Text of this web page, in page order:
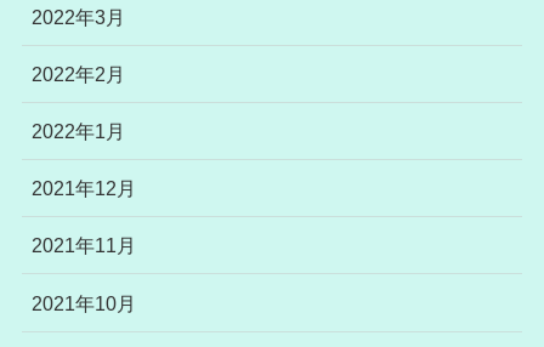
2022年3月
2022年2月
2022年1月
2021年12月
2021年11月
2021年10月